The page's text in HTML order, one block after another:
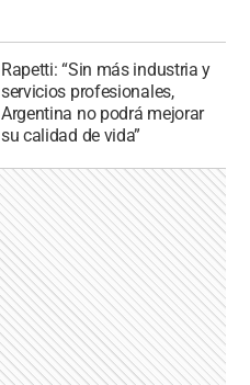
Rapetti: “Sin más industria y
servicios profesionales,
Argentina no podrá mejorar
su calidad de vida”